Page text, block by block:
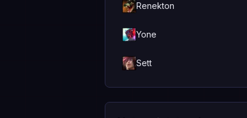
Renekton
Yone
Sett